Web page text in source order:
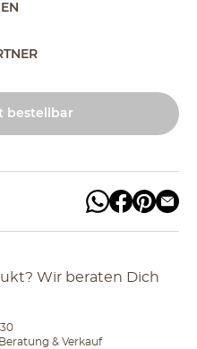
bestellbar
Wir beraten Dich
& Verkauf